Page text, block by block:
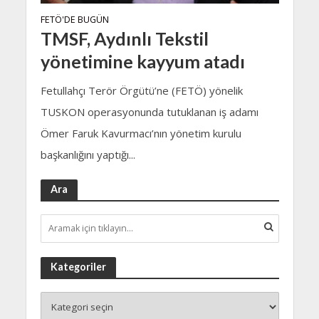
FETÖ'DE BUGÜN
TMSF, Aydınlı Tekstil
yönetimine kayyum atadı
Fetullahçı Terör Örgütü’ne (FETÖ) yönelik
TUSKON operasyonunda tutuklanan iş adamı
Ömer Faruk Kavurmacı’nın yönetim kurulu
başkanlığını yaptığı...
Ara
Kategoriler